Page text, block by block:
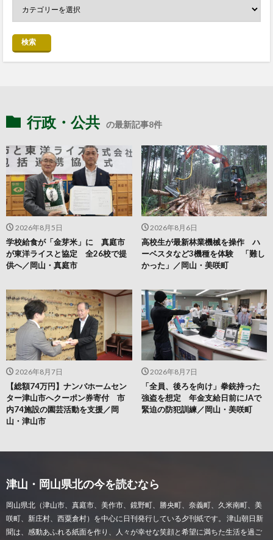
検索
行政・公共 の最新記事8件
2026年8月7日
「全員、後ろを向け」拳銃持った
強盗を想定 年金支給日前にJAで
緊迫の防犯訓練／岡山・美咲町
2026年8月7日
【総額74万円】ナンバホームセン
ター津山市へクーポン券寄付 市
内74施設の園芸活動を支援／岡
山・津山市
2026年8月6日
高校生が最新林業機械を操作 ハ
ーベスタなど3機種を体験 「難し
かった」／岡山・美咲町
2026年8月5日
学校給食が「金芽米」に 真庭市
が東洋ライスと協定 全26校で提
供へ／岡山・真庭市
津山・岡山県北の今を読むなら
岡山県北（津山市、真庭市、美作市、鏡野町、勝央町、奈義町、久米南町、美
咲町、新庄村、西粟倉村）を中心に日刊発行している夕刊紙です。 津山朝日新
聞は、感動あふれる紙面を作り、人々が幸せな笑顔と希望に満ちた生活を過ご